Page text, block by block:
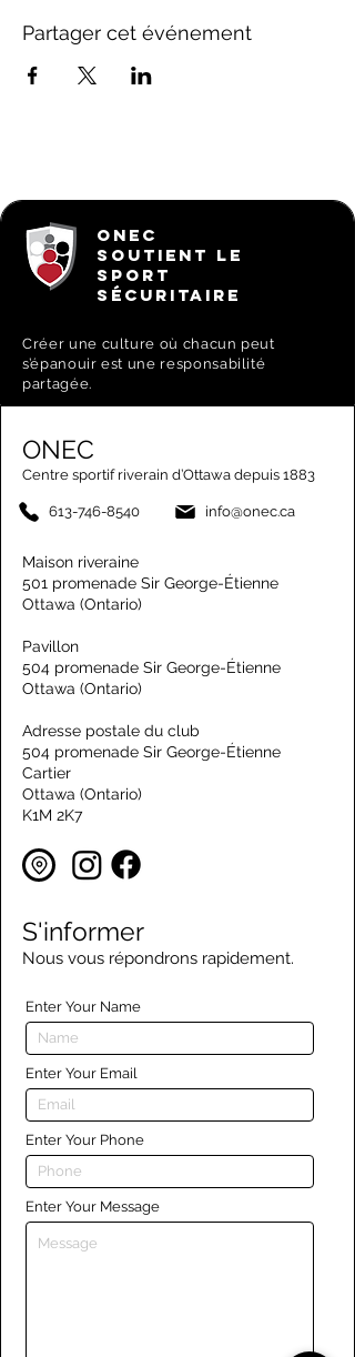
Partager cet événement
ONEC
SOUTIENT LE
SPORT
SÉCURITAIRE
Créer une culture où chacun peut
s’épanouir est une responsabilité
partagée.
ONEC
Centre sportif riverain d’Ottawa depuis 1883
613-746-8540 info@onec.ca
Maison riveraine
501 promenade Sir George-Étienne
Ottawa (Ontario)
Pavillon
504 promenade Sir George-Étienne
Ottawa (Ontario)
Adresse postale du club
504 promenade Sir George-Étienne
Cartier
Ottawa (Ontario)
K1M 2K7
S'informer
Nous vous répondrons rapidement.
Enter Your Name
Enter Your Email
Enter Your Phone
Enter Your Message